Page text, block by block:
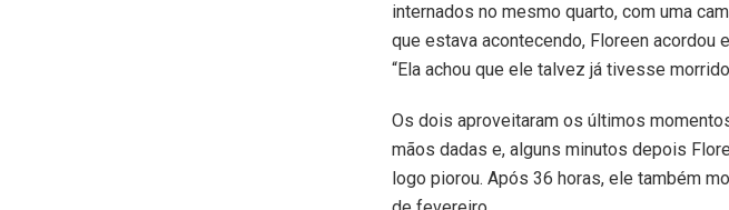
internados no mesmo quarto, com uma
que estava acontecendo, Floreen acordou
“Ela achou que ele talvez já tivesse
Os dois aproveitaram os últimos
mãos dadas e, alguns minutos depois
logo piorou. Após 36 horas, ele também